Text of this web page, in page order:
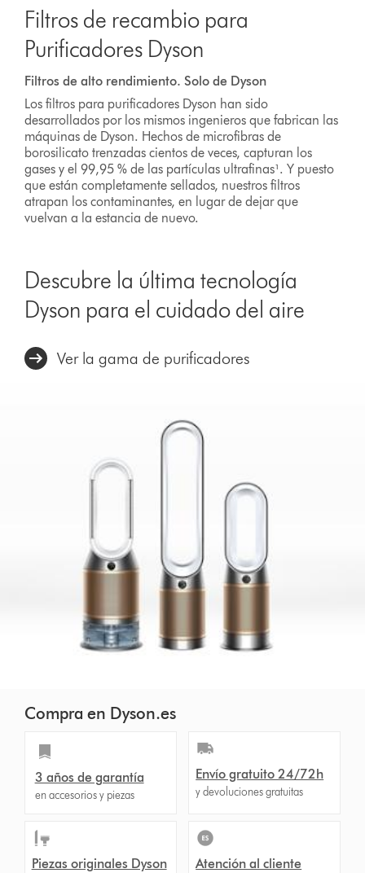
Filtros de recambio para
Purificadores Dyson
Filtros de alto rendimiento. Solo de Dyson
Los filtros para purificadores Dyson han sido
desarrollados por los mismos ingenieros que fabrican las
máquinas de Dyson. Hechos de microfibras de
borosilicato trenzadas cientos de veces, capturan los
gases y el 99,95 % de las partículas ultrafinas¹. Y puesto
que están completamente sellados, nuestros filtros
atrapan los contaminantes, en lugar de dejar que
vuelvan a la estancia de nuevo.
Descubre la última tecnología
Dyson para el cuidado del aire
Ver la gama de purificadores
Compra en Dyson.es
3 años de garantía
en accesorios y piezas
Envío gratuito 24/72h
y devoluciones gratuitas
Piezas originales Dyson
Atención al cliente